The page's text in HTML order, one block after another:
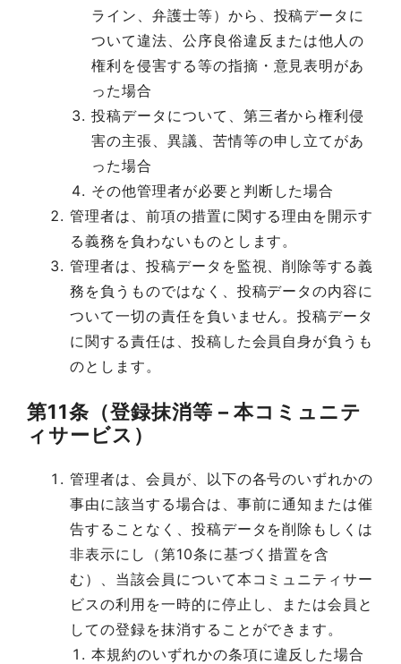
ライン、弁護士等）から、投稿データに
ついて違法、公序良俗違反または他人の
権利を侵害する等の指摘・意見表明があ
った場合
投稿データについて、第三者から権利侵
害の主張、異議、苦情等の申し立てがあ
った場合
その他管理者が必要と判断した場合
管理者は、前項の措置に関する理由を開示す
る義務を負わないものとします。
管理者は、投稿データを監視、削除等する義
務を負うものではなく、投稿データの内容に
ついて一切の責任を負いません。投稿データ
に関する責任は、投稿した会員自身が負うも
のとします。
第11条（登録抹消等 – 本コミュニテ
ィサービス）
管理者は、会員が、以下の各号のいずれかの
事由に該当する場合は、事前に通知または催
告することなく、投稿データを削除もしくは
非表示にし（第10条に基づく措置を含
む）、当該会員について本コミュニティサー
ビスの利用を一時的に停止し、または会員と
しての登録を抹消することができます。
本規約のいずれかの条項に違反した場合